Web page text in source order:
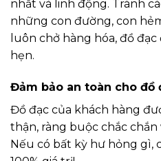
nhất và linh động. Tránh
những con đường, con
luôn chở hàng hóa, đồ
hẹn.
Đảm bảo an toàn cho đồ
Đồ đạc của khách hàng
thận, ràng buộc chắc
Nếu có bất kỳ hư hỏng gì,